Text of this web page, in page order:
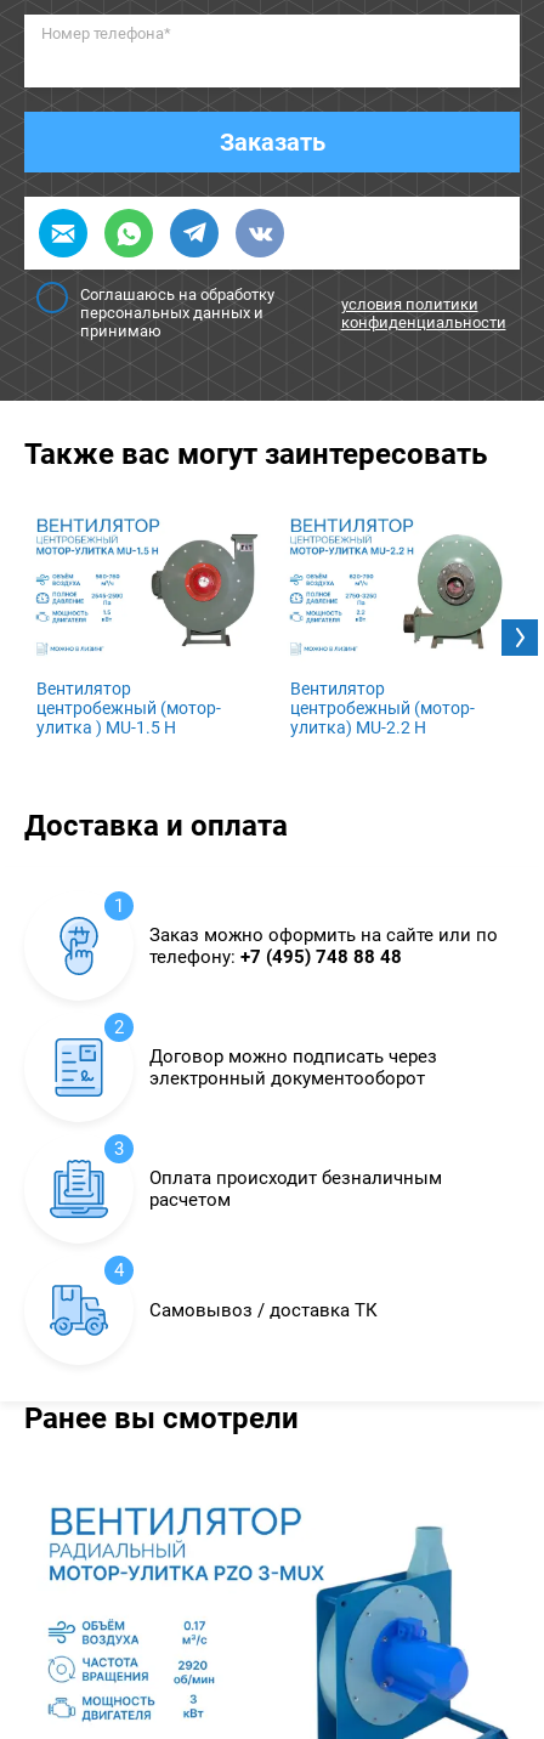
Номер телефона*
Заказать
Соглашаюсь на обработку
персональных данных и
принимаю
условия политики
конфиденциальности
Также вас могут заинтересовать
Вентилятор
центробежный (мотор-
улитка ) MU-1.5 H
Вентилятор
центробежный (мотор-
улитка) MU-2.2 H
Доставка и оплата
1
Заказ можно оформить на сайте или по
телефону: +7 (495) 748 88 48
2
Договор можно подписать через
электронный документооборот
3
Оплата происходит безналичным
расчетом
4
Самовывоз / доставка ТК
Ранее вы смотрели